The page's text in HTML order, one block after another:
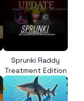
Sprunki Raddy
Treatment Edition